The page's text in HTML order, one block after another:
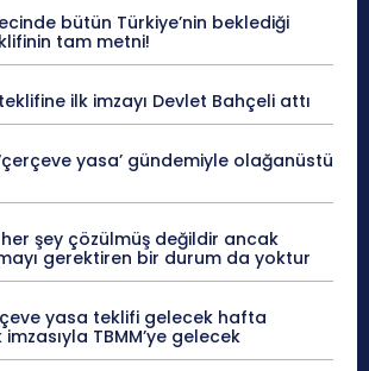
bütün Türkiye’nin beklediği
tam metni!
ilk imzayı Devlet Bahçeli attı
‘çerçeve yasa’ gündemiyle olağanüstü
şey çözülmüş değildir ancak
gerektiren bir durum da yoktur
yasa teklifi gelecek hafta
TBMM’ye gelecek